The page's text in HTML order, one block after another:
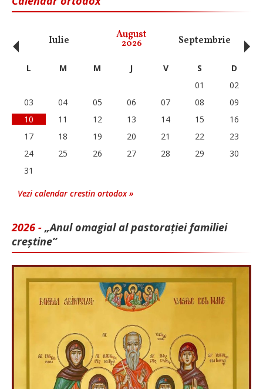
Iulie August
2026 Septembrie
‹ L M M J V S
D
01
02
03
04 05 06 07 08
09
10
11 12 13 14 15
16
17
18 19 20 21 22
23
24
25 26 27 28 29
30
31
Vezi calendar crestin ortodox »
2026 - „Anul omagial al pastorației familiei
creștine”